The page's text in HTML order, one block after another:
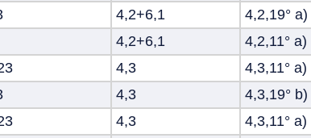
4,2+6,1 4,2,19° а)
4,2+6,1 4,2,11° а)
4,3 4,3,11° а)
4,3 4,3,19° b)
4,3 4,3,11° а)